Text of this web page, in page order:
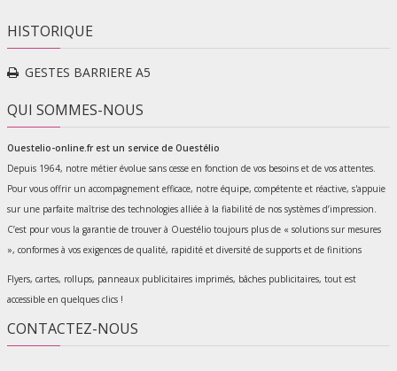
HISTORIQUE
GESTES BARRIERE A5
QUI SOMMES-NOUS
Ouestelio-online.fr est un service de Ouestélio
Depuis 1964, notre métier évolue sans cesse en fonction de vos besoins et de vos attentes.
Pour vous offrir un accompagnement efficace, notre équipe, compétente et réactive, s'appuie
sur une parfaite maîtrise des technologies alliée à la fiabilité de nos systèmes d’impression.
C’est pour vous la garantie de trouver à Ouestélio toujours plus de « solutions sur mesures
», conformes à vos exigences de qualité, rapidité et diversité de supports et de finitions
Flyers, cartes, rollups, panneaux publicitaires imprimés, bâches publicitaires, tout est
accessible en quelques clics !
CONTACTEZ-NOUS